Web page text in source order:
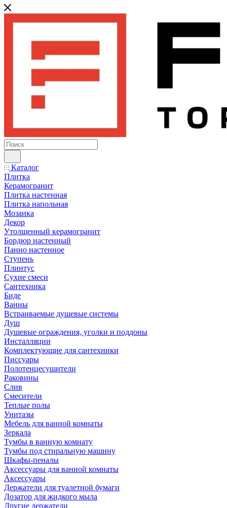
Каталог
Плитка
Керамогранит
Плитка настенная
Плитка напольная
Мозаика
Декор
Утолщенный керамогранит
Бордюр настенный
Панно настенное
Ступень
Плинтус
Сухие смеси
Сантехника
Биде
Ванны
Встраиваемые душевые системы
Душ
Душевые ограждения, уголки и поддоны
Инсталляции
Комплектующие для сантехники
Писсуары
Полотенцесушители
Раковины
Слив
Смесители
Теплые полы
Унитазы
Мебель для ванной комнаты
Зеркала
Тумбы в ванную комнату
Тумбы под стиральную машину
Шкафы-пеналы
Аксессуары для ванной комнаты
Аксессуары
Держатели для туалетной бумаги
Дозатор для жидкого мыла
Другие держатели